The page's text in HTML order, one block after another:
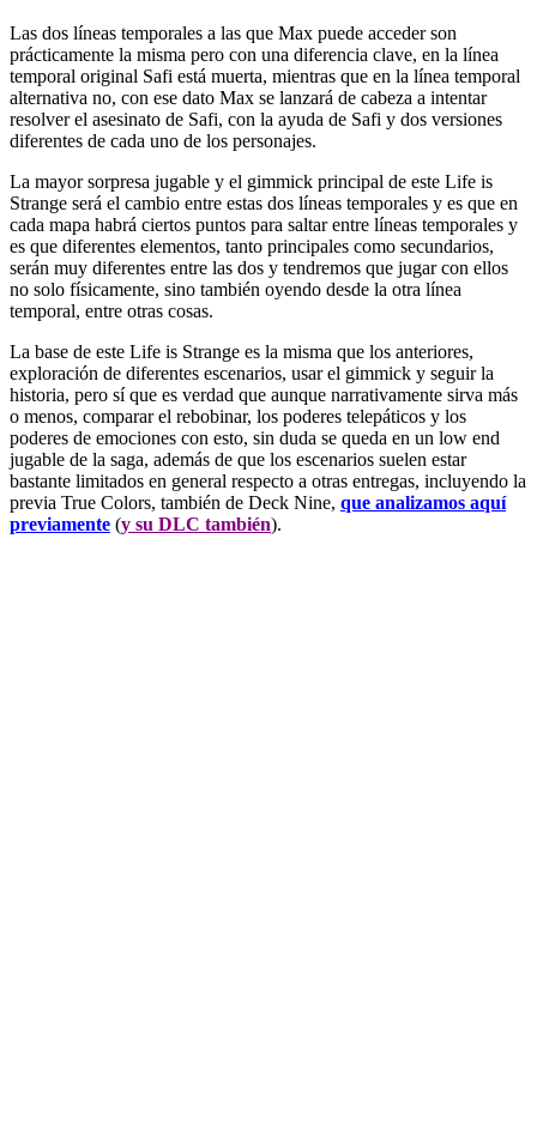
Las dos líneas temporales a las que Max puede acceder son
prácticamente la misma pero con una diferencia clave, en la línea
temporal original Safi está muerta, mientras que en la línea temporal
alternativa no, con ese dato Max se lanzará de cabeza a intentar
resolver el asesinato de Safi, con la ayuda de Safi y dos versiones
diferentes de cada uno de los personajes.
La mayor sorpresa jugable y el gimmick principal de este Life is
Strange será el cambio entre estas dos líneas temporales y es que en
cada mapa habrá ciertos puntos para saltar entre líneas temporales y
es que diferentes elementos, tanto principales como secundarios,
serán muy diferentes entre las dos y tendremos que jugar con ellos
no solo físicamente, sino también oyendo desde la otra línea
temporal, entre otras cosas.
La base de este Life is Strange es la misma que los anteriores,
exploración de diferentes escenarios, usar el gimmick y seguir la
historia, pero sí que es verdad que aunque narrativamente sirva más
o menos, comparar el rebobinar, los poderes telepáticos y los
poderes de emociones con esto, sin duda se queda en un low end
jugable de la saga, además de que los escenarios suelen estar
bastante limitados en general respecto a otras entregas, incluyendo la
previa True Colors, también de Deck Nine, que analizamos aquí
previamente (y su DLC también).